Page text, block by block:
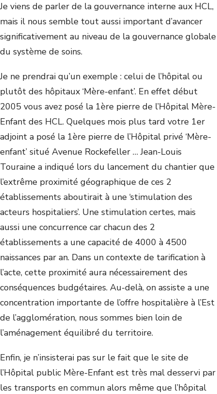
Je viens de parler de la gouvernance interne aux HCL,
mais il nous semble tout aussi important d’avancer
significativement au niveau de la gouvernance globale
du système de soins.
Je ne prendrai qu’un exemple : celui de l’hôpital ou
plutôt des hôpitaux ‘Mère-enfant’. En effet début
2005 vous avez posé la 1ère pierre de l’Hôpital Mère-
Enfant des HCL. Quelques mois plus tard votre 1er
adjoint a posé la 1ère pierre de l’Hôpital privé ‘Mère-
enfant’ situé Avenue Rockefeller … Jean-Louis
Touraine a indiqué lors du lancement du chantier que
l’extrême proximité géographique de ces 2
établissements aboutirait à une ‘stimulation des
acteurs hospitaliers’. Une stimulation certes, mais
aussi une concurrence car chacun des 2
établissements a une capacité de 4000 à 4500
naissances par an. Dans un contexte de tarification à
l’acte, cette proximité aura nécessairement des
conséquences budgétaires. Au-delà, on assiste a une
concentration importante de l’offre hospitalière à l’Est
de l’agglomération, nous sommes bien loin de
l’aménagement équilibré du territoire.
Enfin, je n’insisterai pas sur le fait que le site de
l’Hôpital public Mère-Enfant est très mal desservi par
les transports en commun alors même que l’hôpital